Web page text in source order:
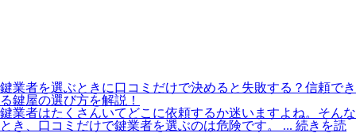
鍵業者を選ぶときに口コミだけで決めると失敗する？信頼でき
る鍵屋の選び方を解説！
鍵業者はたくさんいてどこに依頼するか迷いますよね。そんな
とき、口コミだけで鍵業者を選ぶのは危険です。
... 続きを読